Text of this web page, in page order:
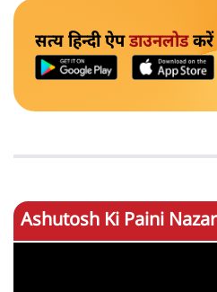
सत्य हिन्दी ऐपडाउनलोडकरें
Ashutosh Ki Paini